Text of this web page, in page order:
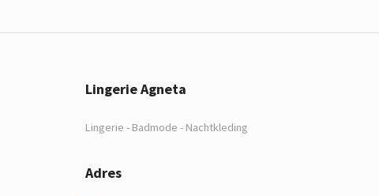
Lingerie Agneta
Lingerie - Badmode - Nachtkleding
Adres